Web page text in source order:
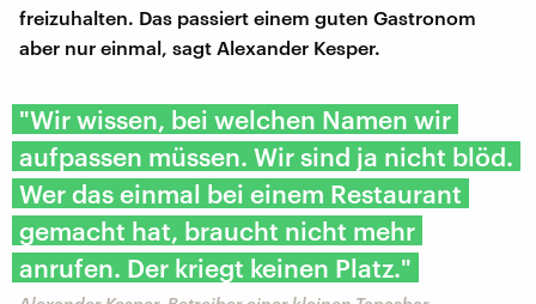
freizuhalten. Das passiert einem guten Gastronom
aber nur einmal, sagt Alexander Kesper.
"Wir wissen, bei welchen Namen wir
aufpassen müssen. Wir sind ja nicht blöd.
Wer das einmal bei einem Restaurant
gemacht hat, braucht nicht mehr
anrufen. Der kriegt keinen Platz."